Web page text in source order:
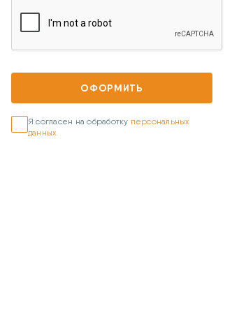
ОФОРМИТЬ
Я согласен на обработку персональных
данных.